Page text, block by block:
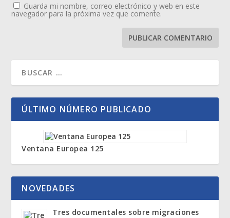
Guarda mi nombre, correo electrónico y web en este
navegador para la próxima vez que comente.
ÚLTIMO NÚMERO PUBLICADO
Ventana Europea 125
NOVEDADES
Tres documentales sobre migraciones